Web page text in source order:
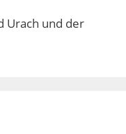
Urach und der